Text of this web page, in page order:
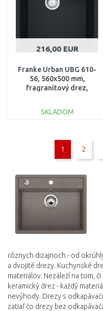
216,00 EUR
Franke Urban UBG 610-
56, 560x500 mm,
fragranitový drez,
SKLADOM
Porovnať
1 2
rôznych dizajnoch - od
a dvojité drezy. Kuchynské
materiálov. Nezáleží na tom,
keramický drez - každý
nevýhody. Drezy s
zatiaľ čo drezy bez